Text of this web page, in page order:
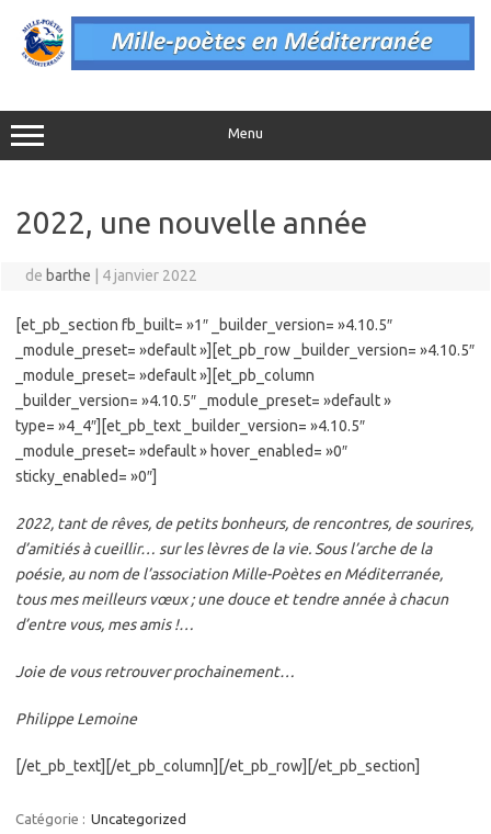
contenu
Menu
2022, une nouvelle année
de barthe 4 janvier 2022
[et_pb_section fb_built= »1″ _builder_version= »4.10.5″
_module_preset= »default »][et_pb_row _builder_version= »4.10.5″
_module_preset= »default »][et_pb_column
_builder_version= »4.10.5″ _module_preset= »default »
type= »4_4″][et_pb_text _builder_version= »4.10.5″
_module_preset= »default » hover_enabled= »0″
sticky_enabled= »0″]
2022, tant de rêves, de petits bonheurs, de rencontres, de sourires,
d’amitiés à cueillir… sur les lèvres de la vie. Sous l’arche de la
poésie, au nom de l’association Mille-Poètes en Méditerranée,
tous mes meilleurs vœux ; une douce et tendre année à chacun
d’entre vous, mes amis !…
Joie de vous retrouver prochainement…
Philippe Lemoine
[/et_pb_text][/et_pb_column][/et_pb_row][/et_pb_section]
Catégorie : Uncategorized